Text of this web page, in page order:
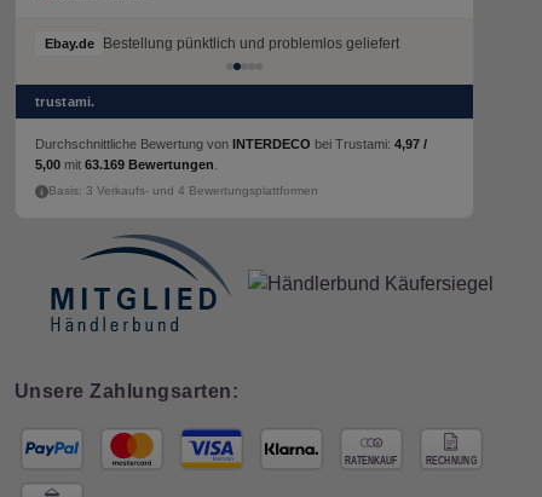
Ebay.de Bestellung pünktlich und problemlos geliefert
trustami.
Durchschnittliche Bewertung von INTERDECO bei Trustami: 4,97 /
5,00 mit 63.169 Bewertungen
Basis: 3 Verkaufs- und 4 Bewertungsplattformen
Unsere Zahlungsarten: